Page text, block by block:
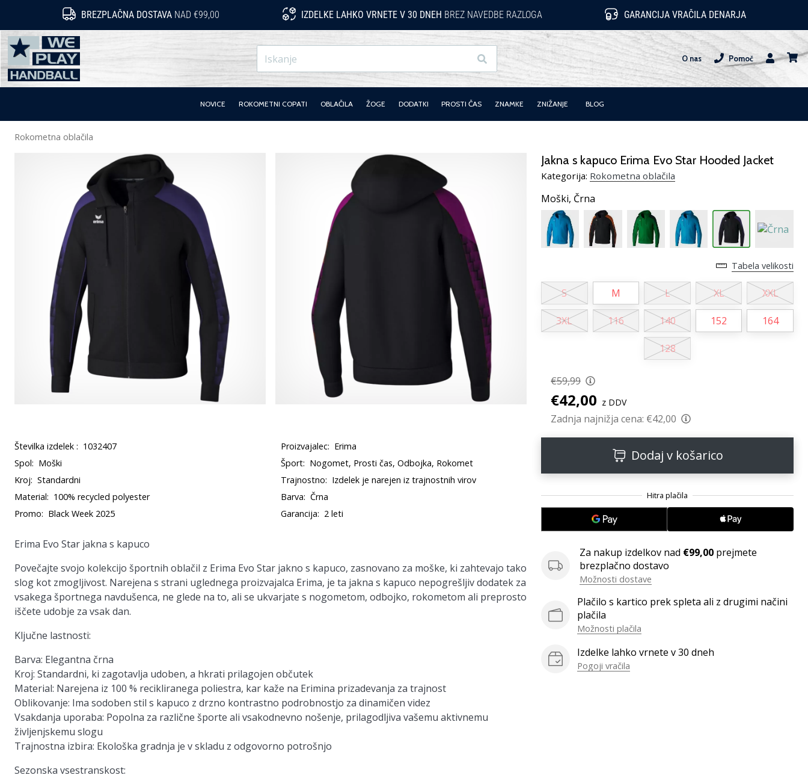
BREZPLAČNA DOSTAVA NAD €99,00 IZDELKE LAHKO VRNETE V 30 DNEH BREZ NAVEDBE RAZLOGA GARANCIJA VRAČILA DENARJA
WePlayHandball.si
Iskanje O nas
Pomoč
Uporabnik
NOVICE ROKOMETNI COPATI OBLAČILA ŽOGE DODATKI PROSTI ČAS ZNAMKE ZNIŽANJE BLOG
Rokometna oblačila
Jakna s kapuco Erima Evo Star Hooded Jacket
Kategorija: Rokometna oblačila
Moški, Črna
Tabela velikosti
S M L XL XXL
3XL 116 140 152 164
128
€59,99
€42,00 z DDV
Zadnja najnižja cena: €42,00
Dodaj v košarico
Za nakup izdelkov nad €99,00 prejmete
brezplačno dostavo
Možnosti dostave
Plačilo s kartico prek spleta ali z drugimi načini
plačila
Možnosti plačila
Izdelke lahko vrnete v 30 dneh
Pogoji vračila
Številka izdelek : 1032407 Proizvajalec: Erima
Spol: Moški Šport: Nogomet, Prosti čas, Odbojka, Rokomet
Kroj: Standardni Trajnostno: Izdelek je narejen iz trajnostnih virov
Material: 100% recycled polyester Barva: Črna
Promo: Black Week 2025 Garancija: 2 leti
Erima Evo Star jakna s kapuco
Povečajte svojo kolekcijo športnih oblačil z Erima Evo Star jakno s kapuco, zasnovano za moške, ki zahtevajo tako
slog kot zmogljivost. Narejena s strani uglednega proizvajalca Erima, je ta jakna s kapuco nepogrešljiv dodatek za
vsakega športnega navdušenca, ne glede na to, ali se ukvarjate s nogometom, odbojko, rokometom ali preprosto
iščete udobje za vsak dan.
Ključne lastnosti:
Barva: Elegantna črna
Kroj: Standardni, ki zagotavlja udoben, a hkrati prilagojen občutek
Material: Narejena iz 100 % recikliranega poliestra, kar kaže na Erimina prizadevanja za trajnost
Oblikovanje: Ima sodoben stil s kapuco z drzno kontrastno podrobnostjo za dinamičen videz
Vsakdanja uporaba: Popolna za različne športe ali vsakodnevno nošenje, prilagodljiva vašemu aktivnemu
življenjskemu slogu
Trajnostna izbira: Ekološka gradnja je v skladu z odgovorno potrošnjo
Sezonska vsestranskost: